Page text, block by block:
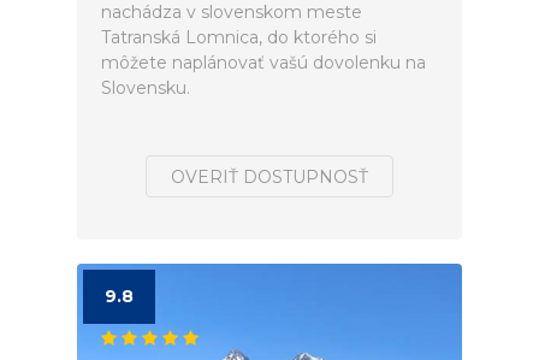
nachádza v slovenskom meste
Tatranská Lomnica, do ktorého si
môžete naplánovať vašú dovolenku na
Slovensku.
OVERIŤ DOSTUPNOSŤ
9.8